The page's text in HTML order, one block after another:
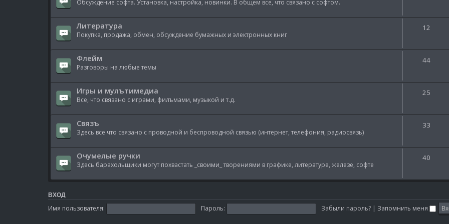
Обсуждение софта. Установка, настройка, новинки. В общем все, что связано с софтом.
Литература
Покупка, продажа, обмен, обсуждение бумажных и электронных книг
12
Флейм
Разговоры на любые темы
44
Игры и мулътимедиа
Все, что связано с играми, филъмами, музыкой и т.д.
25
Связъ
Здесь все что связано с проводной и беспроводной связью (интернет, телефония, радиосвязь)
33
Очумелые ручки
Здесь барахольщики могут похвастать _своими_ творениями в графике, литературе, железе, софте
40
ВХОД
Имя пользователя: Пароль: Забыли пароль? | Запомнить меня